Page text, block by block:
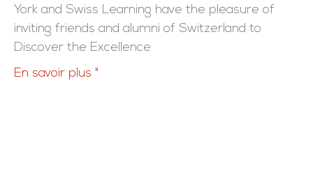
York and Swiss Learning have the pleasure of
inviting friends and alumni of Switzerland to
Discover the Excellence
En savoir plus "